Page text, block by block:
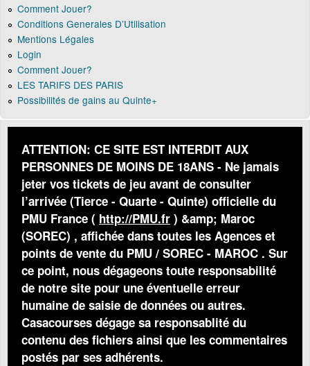
Comment Jouer?
Conditions Generales D’Utilisation
Mentions Légales
Login
Comment Jouer?
LES TARIFS DES PARIS
Possibilités de gains au Quinte+
ATTENTION: CE SITE EST INTERDIT AUX
PERSONNES DE MOINS DE 18ANS - Ne jamais
jeter vos tickets de jeu avant de consulter
l’arrivée (Tierce - Quarte - Quinte) officielle du
PMU France ( http://PMU.fr ) &amp; Maroc
(SOREC) , affichée dans toutes les Agences et
points de vente du PMU / SOREC - MAROC . Sur
ce point, nous dégageons toute responsabilité
de notre site pour une éventuelle erreur
humaine de saisie de données ou autres.
Casacourses dégage sa responsablité du
contenu des fichiers ainsi que les commentaires
postés par ses adhérents.